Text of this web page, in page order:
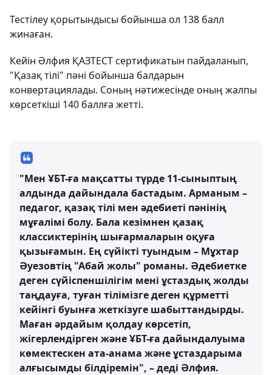
Тестілеу қорытындысы бойынша ол 138 балл
жинаған.
Кейін Әлфия ҚАЗТЕСТ сертификатын пайдаланып,
"Қазақ тілі" пәні бойынша балдарын
конвертациялады. Соның нәтижесінде оның жалпы
көрсеткіші 140 баллға жетті.
"Мен ҰБТ-ға мақсатты түрде 11-сыныптың
алдында дайындала бастадым. Арманым –
педагог, қазақ тілі мен әдебиеті пәнінің
мұғалімі болу. Бала кезімнен қазақ
классиктерінің шығармаларын оқуға
қызығамын. Ең сүйікті туындым – Мұхтар
Әуезовтің "Абай жолы" романы. Әдебиетке
деген сүйіспеншілігім мені ұстаздық жолды
таңдауға, туған тілімізге деген құрметті
кейінгі буынға жеткізуге шабыттандырды.
Маған әрдайым қолдау көрсетіп,
жігерлендірген және ҰБТ-ға дайындалуыма
көмектескен ата-анама және ұстаздарыма
алғысымды білдіремін", – деді Әлфия.